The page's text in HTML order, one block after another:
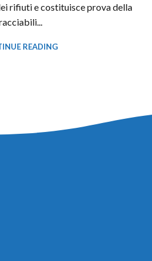
rifiuti e costituisce prova della
READING